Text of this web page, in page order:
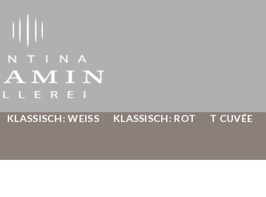
KLASSISCH: WEISS KLASSISCH: ROT T CUVÉE